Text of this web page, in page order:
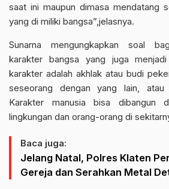
saat ini maupun dimasa mendatang
yang di miliki bangsa”,jelasnya.
Sunarna mengungkapkan soal
karakter bangsa yang juga menjadi
karakter adalah akhlak atau budi
seseorang dengan yang lain,
Karakter manusia bisa dibangun
lingkungan dan orang-orang di
Baca juga:
Jelang Natal, Polres Klaten
Gereja dan Serahkan Metal